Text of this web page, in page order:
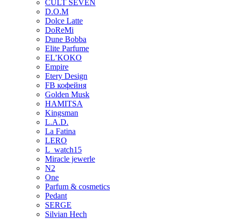
CULT SEVEN
D.O.M
Dolce Latte
DoReMi
Dune Bobba
Elite Parfume
EL’KOKO
Empire
Etery Design
FB кофейня
Golden Musk
HAMITSA
Kingsman
L.A.D.
La Fatina
LERO
L_watch15
Miracle jewerle
N2
One
Parfum & cosmetics
Pedant
SERGE
Silvian Hech